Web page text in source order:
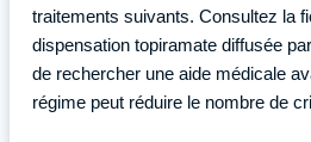
traitements suivants. Consultez la
dispensation topiramate diffusée
de rechercher une aide médicale
régime peut réduire le nombre de